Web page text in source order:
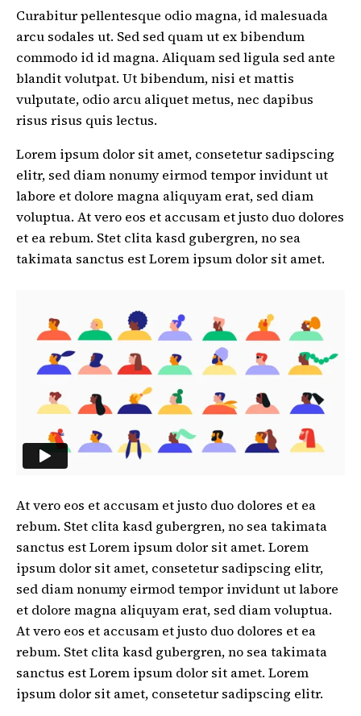
Curabitur pellentesque odio magna, id malesuada
arcu sodales ut. Sed sed quam ut ex bibendum
commodo id id magna. Aliquam sed ligula sed ante
blandit volutpat. Ut bibendum, nisi et mattis
vulputate, odio arcu aliquet metus, nec dapibus
risus risus quis lectus.
Lorem ipsum dolor sit amet, consetetur sadipscing
elitr, sed diam nonumy eirmod tempor invidunt ut
labore et dolore magna aliquyam erat, sed diam
voluptua. At vero eos et accusam et justo duo dolores
et ea rebum. Stet clita kasd gubergren, no sea
takimata sanctus est Lorem ipsum dolor sit amet.
At vero eos et accusam et justo duo dolores et ea
rebum. Stet clita kasd gubergren, no sea takimata
sanctus est Lorem ipsum dolor sit amet. Lorem
ipsum dolor sit amet, consetetur sadipscing elitr,
sed diam nonumy eirmod tempor invidunt ut labore
et dolore magna aliquyam erat, sed diam voluptua.
At vero eos et accusam et justo duo dolores et ea
rebum. Stet clita kasd gubergren, no sea takimata
sanctus est Lorem ipsum dolor sit amet. Lorem
ipsum dolor sit amet, consetetur sadipscing elitr.